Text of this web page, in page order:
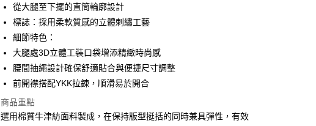
AlipayHK
WeChat Pay
送貨方式
每筆HK$50.00，滿HK$499.00或以上免運費
從大腿至下擺的直筒輪廓設計
標誌：採用柔軟質感的立體刺繡工藝
細節特色：
大腿處3D立體工裝口袋增添精緻時尚感
腰間抽繩設計確保舒適貼合與便捷尺寸調整
前開襟搭配YKK拉鍊，順滑易於開合
商品重點
選用棉質牛津紡面料製成，在保持版型挺括的同時兼具彈性，有效